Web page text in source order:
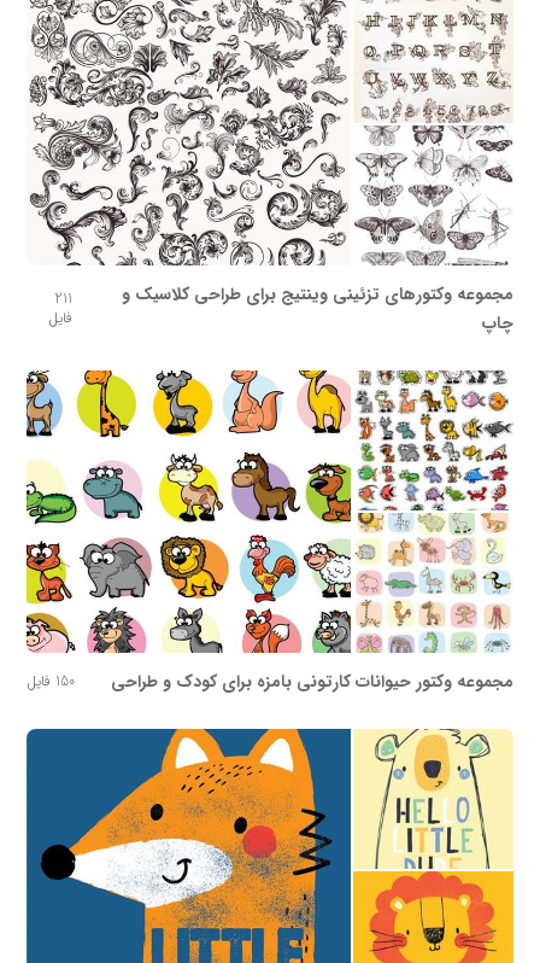
مجموعه وکتورهای تزئینی وینتیج برای طراحی کلاسیک و
چاپ
211
فایل
مجموعه وکتور حیوانات کارتونی بامزه برای کودک و طراحی 150 فایل